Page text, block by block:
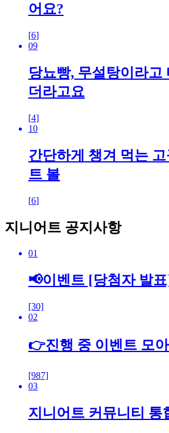
어요?
[6]
09
당뇨빵, 무설탕이라고
더라고요
[4]
10
간단하게 챙겨 먹는
트 볼
[6]
지니어트 공지사항
01
📢이벤트 [당첨자 발
[30]
02
👉진행 중 이벤트 모
[987]
03
지니어트 커뮤니티 통